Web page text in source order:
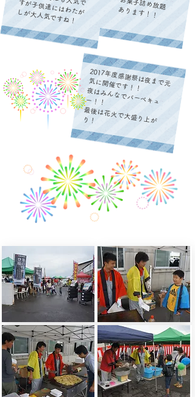
お菓子詰め放題
あります！！
焼きそばも人気ですが子供達にはわたがしが大人気ですね！
2017年度感謝祭は夜まで元
気に開催です！！
夜はみんなでバーベキュー！！
最後は花火で大盛り上がり！